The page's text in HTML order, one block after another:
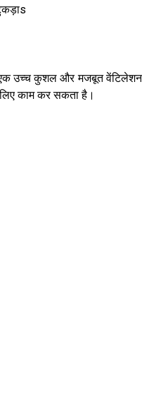
उच्च कुशल और मजबूत वेंटिलेशन
काम कर सकता है।